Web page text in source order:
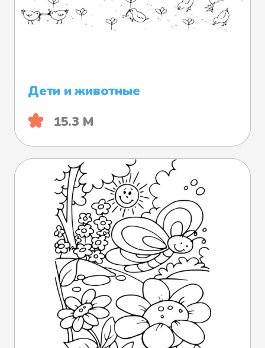
Дети и животные
15.3 М